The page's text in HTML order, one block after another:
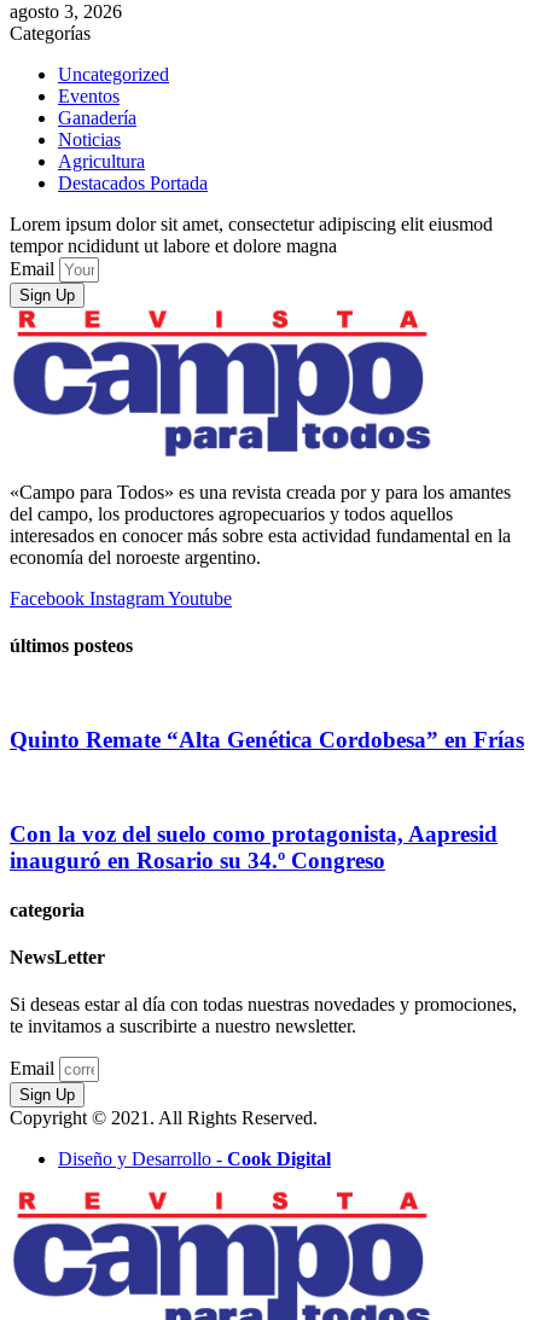
agosto 3, 2026
Categorías
Uncategorized
Eventos
Ganadería
Noticias
Agricultura
Destacados Portada
Lorem ipsum dolor sit amet, consectetur adipiscing elit eiusmod
tempor ncididunt ut labore et dolore magna
Email
Sign Up
«Campo para Todos» es una revista creada por y para los amantes
del campo, los productores agropecuarios y todos aquellos
interesados en conocer más sobre esta actividad fundamental en la
economía del noroeste argentino.
Facebook InstagramYoutube
últimos posteos
Quinto Remate “Alta Genética Cordobesa” en Frías
Con la voz del suelo como protagonista, Aapresid
inauguró en Rosario su 34.º Congreso
categoria
NewsLetter
Si deseas estar al día con todas nuestras novedades y promociones,
te invitamos a suscribirte a nuestro newsletter.
Email
Sign Up
Copyright © 2021. All Rights Reserved.
Diseño y Desarrollo - Cook Digital